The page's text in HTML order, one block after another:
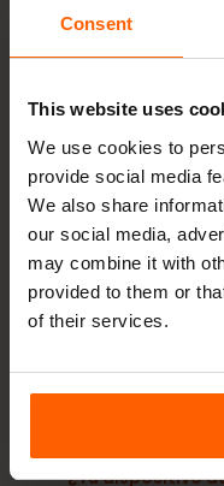
Consent
This website uses
We use cookies to
provide social media
We also share
our social media,
may combine it with
provided to them or
of their services.
Compra un
casa con Wi‑Fi
Conéctate
Guayana
Datos móviles →
Internet → SIM. La
primer
¿Tu dispositivo